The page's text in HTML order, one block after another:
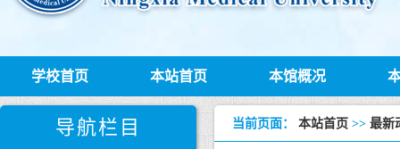
学校首页 本站首页 本馆概况
导航栏目 当前页面： 本站首页 >> 最新